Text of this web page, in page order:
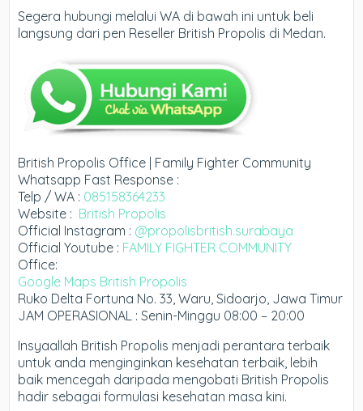
Segera hubungi melalui WA di bawah ini untuk beli
langsung dari pen Reseller British Propolis di Medan.
British Propolis Office | Family Fighter Community
Whatsapp Fast Response :
Telp / WA : 085158364233
Website : British Propolis
Official Instagram : @propolisbritish.surabaya
Official Youtube : FAMILY FIGHTER COMMUNITY
Office:
Google Maps British Propolis
Ruko Delta Fortuna No. 33, Waru, Sidoarjo, Jawa Timur
JAM OPERASIONAL : Senin-Minggu 08:00 – 20:00
Insyaallah British Propolis menjadi perantara terbaik
untuk anda menginginkan kesehatan terbaik, lebih
baik mencegah daripada mengobati British Propolis
hadir sebagai formulasi kesehatan masa kini.